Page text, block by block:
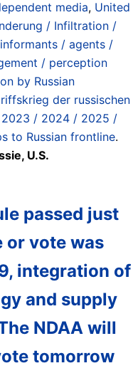
media, United
/ Infiltration /
/ agents /
/ perception
by Russian
der russischen
2023 / 2024 / 2025 /
to Russian frontline.
U.S.
passed just
or vote was
integration of
and supply
NDAA will
tomorrow